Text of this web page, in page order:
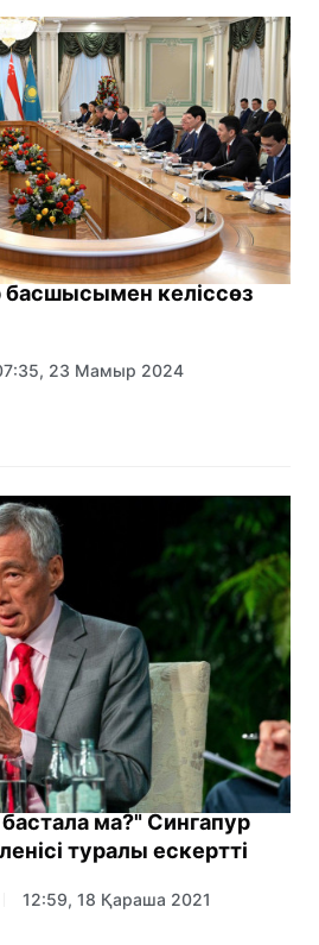
басшысымен келіссөз
23 Мамыр 2024
ма?" Сингапур
туралы ескертті
12:59, 18 Қараша 2021